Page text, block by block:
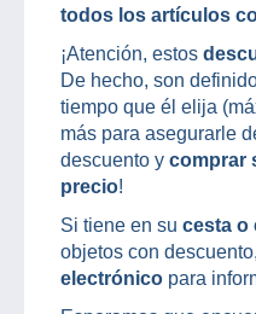
todos los artículos
¡Atención, estos
De hecho, son
tiempo que él elija
más para asegurarle
descuento y comprar
precio!
Si tiene en su cesta o
objetos con descuento,
electrónico para